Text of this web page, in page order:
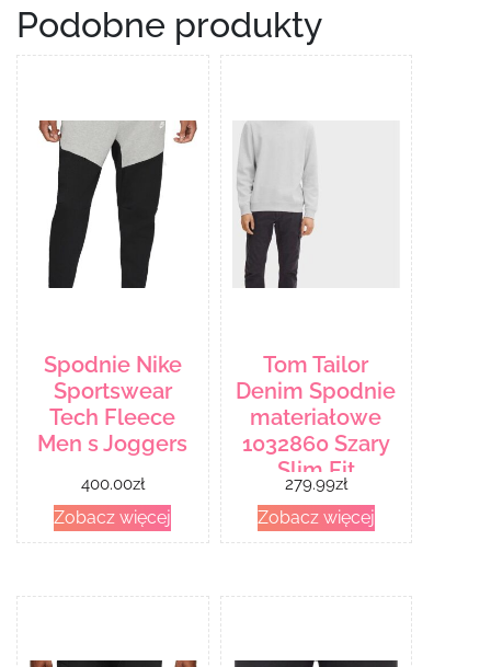
Podobne produkty
Spodnie Nike
Sportswear
Tech Fleece
Men s Joggers
400.00zł
Zobacz więcej
Tom Tailor
Denim Spodnie
materiałowe
1032860 Szary
Slim Fit
279.99zł
Zobacz więcej